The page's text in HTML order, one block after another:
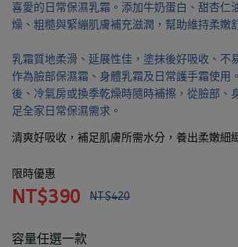
喜愛的日常保濕乳霜。添加牛奶蛋白、甜杏仁
燥、粗糙與緊繃肌膚補充滋潤，幫助維持柔嫩
乳霜質地柔滑、延展性佳，塗抹後好吸收、不
作為臉部保濕霜、身體乳霜及日常護手霜使用
後、冷氣房或換季乾燥時隨時補擦，從臉部、
足全家日常保濕需求。
清爽好吸收，補足肌膚所需水分，養出柔嫩細
限時優惠
NT$390 NT$420
容量任選一款